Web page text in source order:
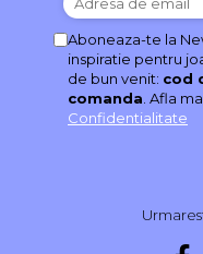
Aboneaza-te la
inspiratie pentru
de bun venit: cod
comanda. Afla
Confidentialitate